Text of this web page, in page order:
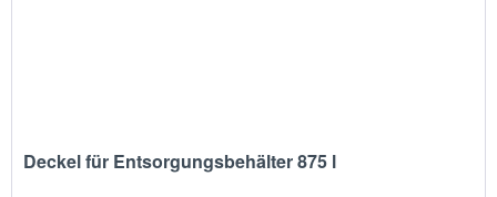
Deckel für Entsorgungsbehälter 875 l